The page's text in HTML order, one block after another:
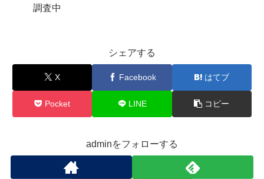
調査中
シェアする
X Facebook はてブ
Pocket LINE コピー
adminをフォローする